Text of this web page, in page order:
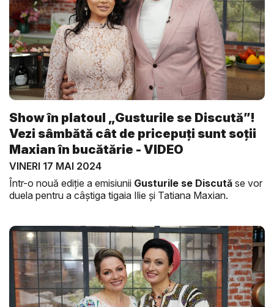
Show în platoul „Gusturile se Discută”!
Vezi sâmbătă cât de pricepuți sunt soții
Maxian în bucătărie - VIDEO
VINERI 17 MAI 2024
Într-o nouă ediție a emisiunii Gusturile se Discută se vor
duela pentru a câștiga tigaia Ilie și Tatiana Maxian.